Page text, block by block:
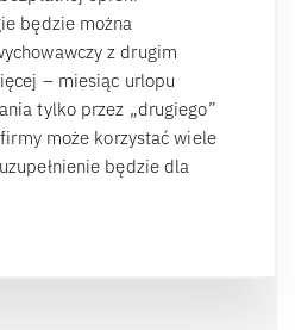
będzie można
z drugim
– miesiąc urlopu
tylko przez „drugiego”
może korzystać wiele
będzie dla